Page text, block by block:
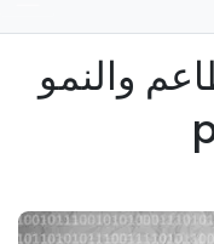
والنمو -